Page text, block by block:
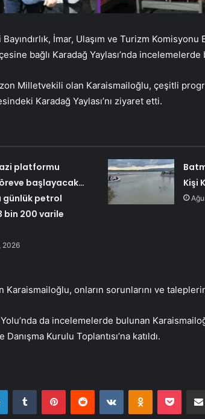
İmar, Ulaşım ve Turizm Komisyonu
bağlı Karadağ Yaylası’nda incelemelerde
Milletvekili olan Karaismailoğlu, çeşitli
Karadağ Yaylası’nı ziyaret etti.
platformu
başlayacak…
günlük petrol
bin 200 varile
2026
Kişi
Karaismailoğlu, onların sorunlarını ve
Yolu’nda da incelemelerde bulunan
Kurulu Toplantısı’na katıldı.
LinkedInTumblr PinterestReddit VKontakteOdnoklassniki
Pocket